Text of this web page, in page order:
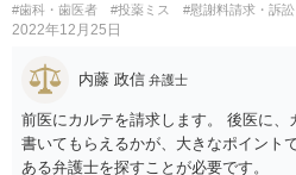
#歯科・歯医者 #投薬ミス #慰謝料請求・訴訟
2022年12月25日
内藤 政信 弁護士
前医にカルテを請求します。 後医に、
書いてもらえるかが、大きなポイント
ある弁護士を探すことが必要です。